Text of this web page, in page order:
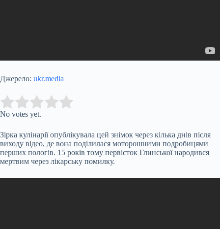
Джерело: ukr.media
Rate this item:
No votes yet.
Зірка кулінарії опублікувала цей знімок через кілька днів після
виходу відео, де вона поділилася моторошними подробицями
перших пологів. 15 років тому первісток Глинської народився
мертвим через лікарську помилку.